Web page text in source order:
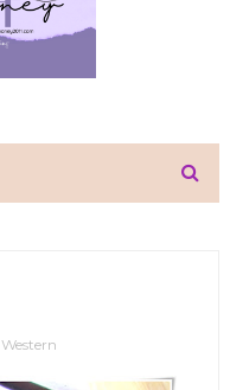
Western